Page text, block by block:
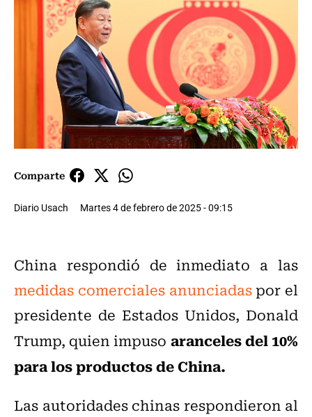
Comparte
Diario Usach Martes 4 de febrero de 2025 - 09:15
China respondió de inmediato a las
medidas comerciales anunciadaspor el
presidente de Estados Unidos, Donald
Trump, quien impuso aranceles del 10%
para los productos de China.
Las autoridades chinas respondieron al